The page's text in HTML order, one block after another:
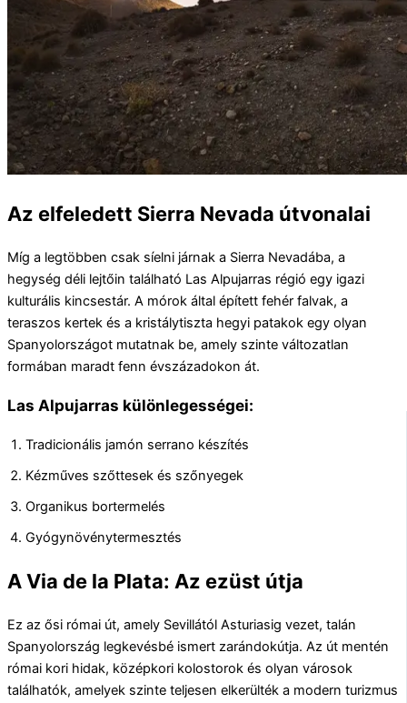
Az elfeledett Sierra Nevada útvonalai
Míg a legtöbben csak síelni járnak a Sierra Nevadába, a
hegység déli lejtőin található Las Alpujarras régió egy igazi
kulturális kincsestár. A mórok által épített fehér falvak, a
teraszos kertek és a kristálytiszta hegyi patakok egy olyan
Spanyolországot mutatnak be, amely szinte változatlan
formában maradt fenn évszázadokon át.
Las Alpujarras különlegességei:
Tradicionális jamón serrano készítés
Kézműves szőttesek és szőnyegek
Organikus bortermelés
Gyógynövénytermesztés
A Via de la Plata: Az ezüst útja
Ez az ősi római út, amely Sevillától Asturiasig vezet, talán
Spanyolország legkevésbé ismert zarándokútja. Az út mentén
római kori hidak, középkori kolostorok és olyan városok
találhatók, amelyek szinte teljesen elkerülték a modern turizmus